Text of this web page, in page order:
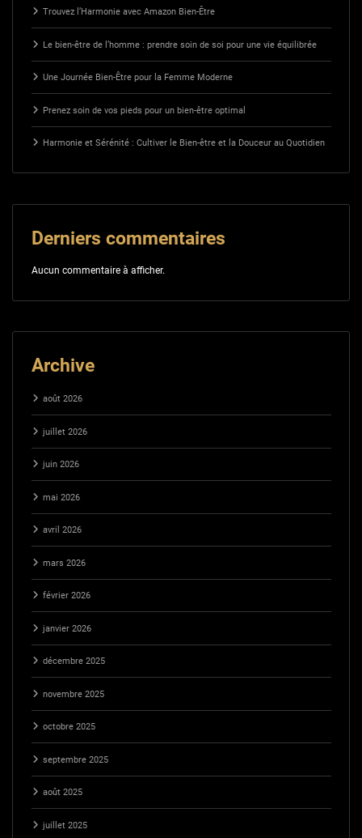
Trouvez l’Harmonie avec Amazon Bien-Être
Le bien-être de l’homme : prendre soin de soi pour une vie équilibrée
Une Journée Bien-Être pour la Femme Moderne
Prenez soin de vos pieds pour un bien-être optimal
Harmonie et Sérénité : Cultiver le Bien-être et la Douceur au Quotidien
Derniers commentaires
Aucun commentaire à afficher.
Archive
août 2026
juillet 2026
juin 2026
mai 2026
avril 2026
mars 2026
février 2026
janvier 2026
décembre 2025
novembre 2025
octobre 2025
septembre 2025
août 2025
juillet 2025